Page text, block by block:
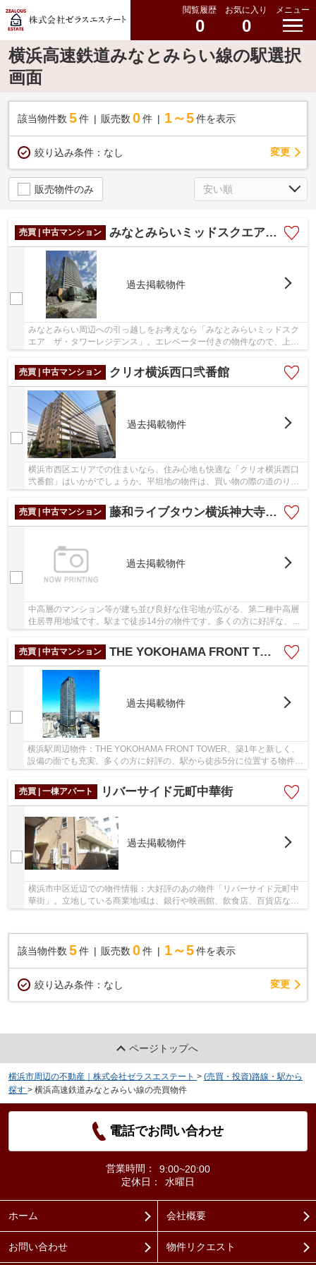
閲覧履歴
0
お気に入り
0
メニュー
横浜高速鉄道みなとみらい線の駅選択
画面
該当物件数 5件 販売数 0 件 1～5 件を表示
絞り込み条件： なし 変更
販売物件のみ
売買 | 中古マンション みなとみらいミッドスクエア ザ・タワーレジデンス
過去掲載物件
みなとみらい周辺への引っ越しをお考えなら「みなとみらいミッドスク
エア ザ・タワーレジデンス」。エレベーター付きの物件なので、上階
売買 | 中古マンション
クリオ横浜西口弐番館
過去掲載物件
横浜市西区エリアでの住まいなら、住み心地も快適な「クリオ横浜西口
弐番館」はいかがでしょうか。平坦地の物件は、買い物の際の道のりも
売買 | 中古マンション
藤和ライブタウン横浜神大寺A棟
過去掲載物件
中高層のマンション等が建ち並び良好な住宅地が広がる、第二種中高層
住居専用地域です。駅まで徒歩14分の物件です。多くの方に好評な、清
売買 | 中古マンション
THE YOKOHAMA FRONT TOWER
過去掲載物件
横浜駅周辺物件：THE YOKOHAMA FRONT TOWER。築1年と新しく、
設備の面でも充実。多くの方に好評の、駅から徒歩5分に位置する物件で
す。共有部分も清潔感があり、綺麗な中古マンション...
売買 | 一棟アパート
リバーサイド元町中華街
過去掲載物件
横浜市中区近辺での物件情報：大好評のあの物件「リバーサイド元町中
華街」。立地している商業地域は、銀行や映画館、飲食店、百貨店など
が集まり、住宅や小規模の工場も建てられる地...
該当物件数 5件 販売数 0 件 1～5 件を表示
絞り込み条件： なし 変更
ページトップへ
横浜市周辺の不動産｜株式会社ゼラスエステート > (売買・投資)路線・駅から
探す > 横浜高速鉄道みなとみらい線の売買物件
電話でお問い合わせ
営業時間：
9:00~20:00
定休日：
水曜日
ホーム 会社概要
お問い合わせ 物件リクエスト